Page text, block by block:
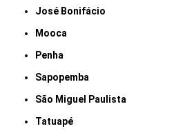
José Bonifácio
Mooca
Penha
Sapopemba
São Miguel Paulista
Tatuapé